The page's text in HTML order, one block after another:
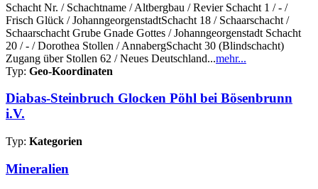
Schacht Nr. / Schachtname / Altbergbau / Revier Schacht 1 / - /
Frisch Glück / JohanngeorgenstadtSchacht 18 / Schaarschacht /
Schaarschacht Grube Gnade Gottes / Johanngeorgenstadt Schacht
20 / - / Dorothea Stollen / AnnabergSchacht 30 (Blindschacht)
Zugang über Stollen 62 / Neues Deutschland...mehr...
Typ: Geo-Koordinaten
Diabas-Steinbruch Glocken Pöhl bei Bösenbrunn
i.V.
Typ: Kategorien
Mineralien